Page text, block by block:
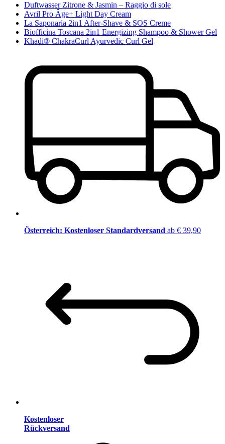
Duftwasser Zitrone & Jasmin – Raggio di sole
Avril Pro Âge+ Light Day Cream
La Saponaria 2in1 After-Shave & SOS Creme
Biofficina Toscana 2in1 Energizing Shampoo & Shower Gel
Khadi® ChakraCurl Ayurvedic Curl Gel
Österreich: Kostenloser Standardversand ab € 39,90
Kostenloser
Rückversand